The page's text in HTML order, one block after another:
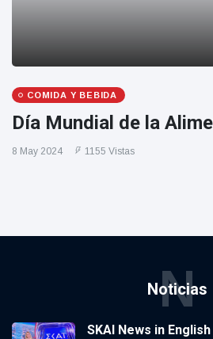
COMIDA Y BEBIDA
Día Mundial de la
8 May 2024 1155 Vistas
Noticias
N
SKAI News in